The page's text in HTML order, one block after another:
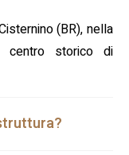
(BR), nella
centro storico di